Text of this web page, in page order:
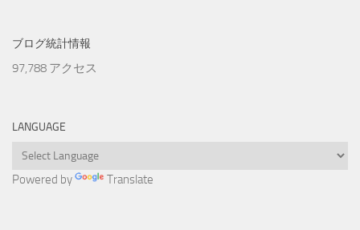
ブログ統計情報
97,788 アクセス
LANGUAGE
Powered by Translate